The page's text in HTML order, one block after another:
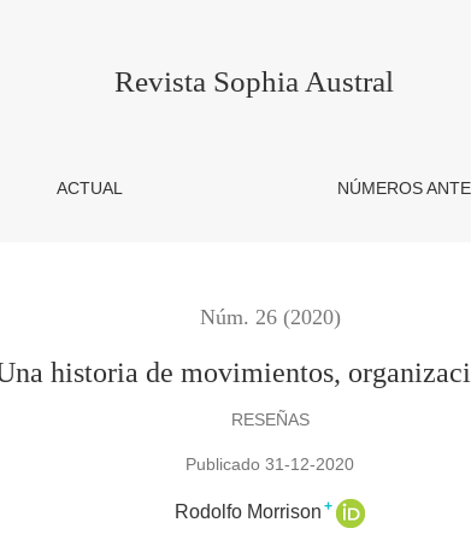
organización y participación social.
Revista Sophia Austral
ACTUAL NÚMEROS
Núm. 26 (2020)
historia de movimientos,
RESEÑAS
Publicado 31-12-2020
Rodolfo Morrison +